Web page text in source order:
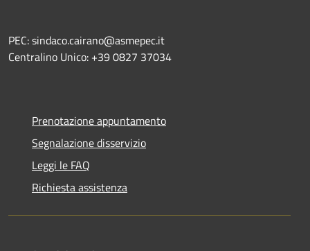
PEC: sindaco.cairano@asmepec.it
Centralino Unico: +39 0827 37034
Prenotazione appuntamento
Segnalazione disservizio
Leggi le FAQ
Richiesta assistenza